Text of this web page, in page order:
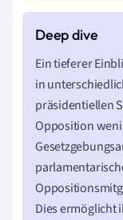
Ein tieferer
in
präsidentiellen
Opposition
Dies ermöglicht